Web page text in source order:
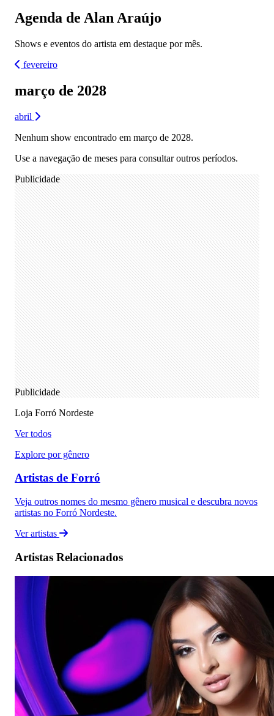
Agenda de Alan Araújo
Shows e eventos do artista em destaque por mês.
fevereiro
março de 2028
abril
Nenhum show encontrado em março de 2028.
Use a navegação de meses para consultar outros períodos.
Publicidade
Publicidade
Loja Forró Nordeste
Ver todos
Explore por gênero
Artistas de Forró
Veja outros nomes do mesmo gênero musical e descubra novos
artistas no Forró Nordeste.
Ver artistas
Artistas Relacionados